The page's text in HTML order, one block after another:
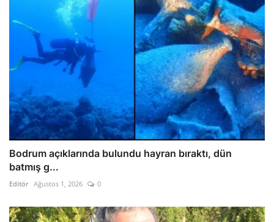
Bodrum açıklarında bulundu hayran bıraktı, dün
batmış g...
Editör Ağustos 1, 2026 0